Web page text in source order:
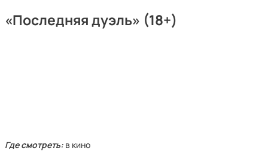
«Последняя дуэль» (18+)
Где смотреть: в кино